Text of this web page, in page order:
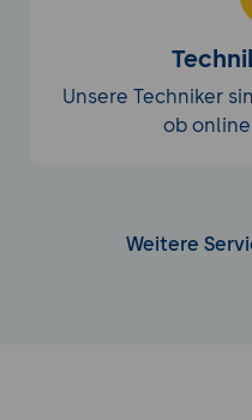
Unsere Techniker
ob
Weitere